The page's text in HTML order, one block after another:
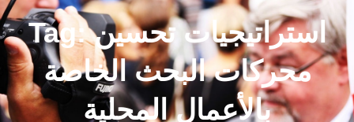
Tag:استراتيجيات تحسين
محركات البحث الخاصة
بالأعمال المحلية